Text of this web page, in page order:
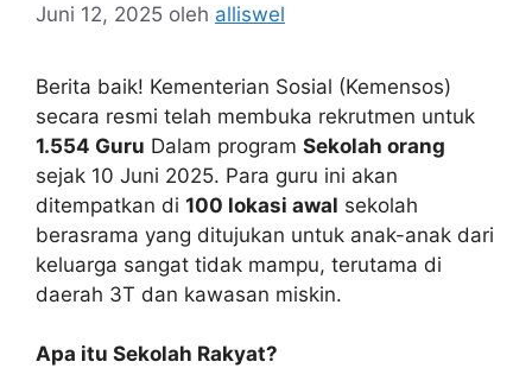
Juni 12, 2025 oleh alliswel
Berita baik! Kementerian Sosial (Kemensos)
secara resmi telah membuka rekrutmen untuk
1.554 Guru Dalam program Sekolah orang
sejak 10 Juni 2025. Para guru ini akan
ditempatkan di 100 lokasi awal sekolah
berasrama yang ditujukan untuk anak-anak dari
keluarga sangat tidak mampu, terutama di
daerah 3T dan kawasan miskin.
Apa itu Sekolah Rakyat?